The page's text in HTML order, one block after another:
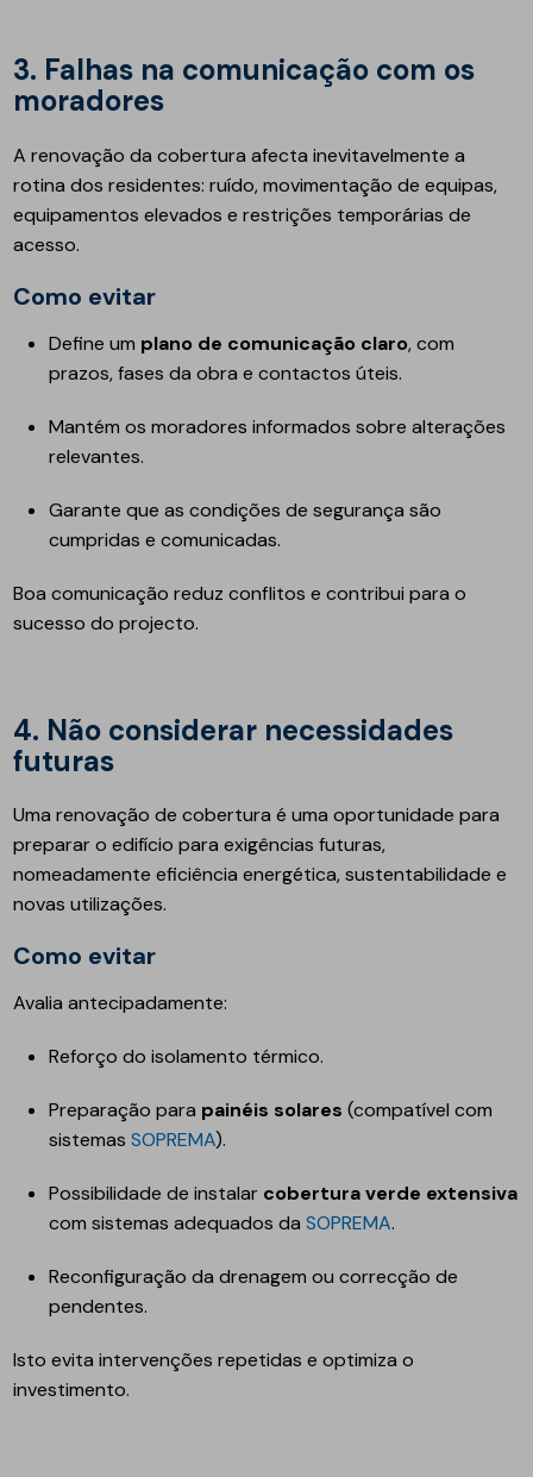
3. Falhas na comunicação com os
moradores
A renovação da cobertura afecta inevitavelmente a
rotina dos residentes: ruído, movimentação de equipas,
equipamentos elevados e restrições temporárias de
acesso.
Como evitar
Define um plano de comunicação claro, com
prazos, fases da obra e contactos úteis.
Mantém os moradores informados sobre alterações
relevantes.
Garante que as condições de segurança são
cumpridas e comunicadas.
Boa comunicação reduz conflitos e contribui para o
sucesso do projecto.
4. Não considerar necessidades
futuras
Uma renovação de cobertura é uma oportunidade para
preparar o edifício para exigências futuras,
nomeadamente eficiência energética, sustentabilidade e
novas utilizações.
Como evitar
Avalia antecipadamente:
Reforço do isolamento térmico.
Preparação para painéis solares (compatível com
sistemasSOPREMA).
Possibilidade de instalar cobertura verde extensiva
com sistemas adequados daSOPREMA.
Reconfiguração da drenagem ou correcção de
pendentes.
Isto evita intervenções repetidas e optimiza o
investimento.